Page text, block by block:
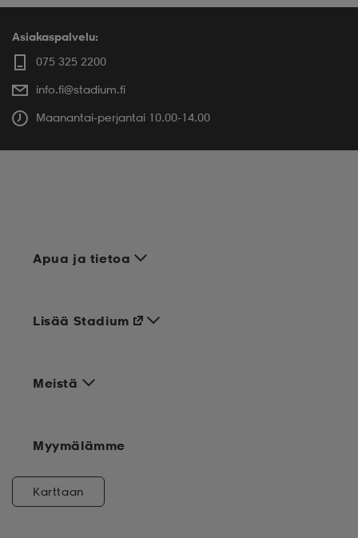
Asiakaspalvelu:
075 325 2200
info.fi@stadium.fi
Maanantai-perjantai 10.00-14.00
Apua ja tietoa
Meistä
Lisää Stadium
Myymälämme
Karttaan